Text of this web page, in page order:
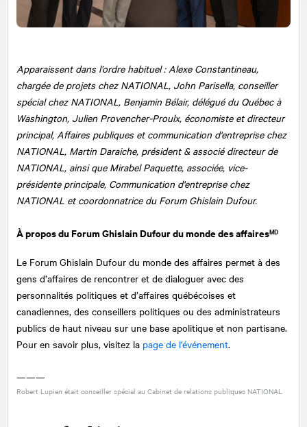
Apparaissent dans l’ordre habituel : Alexe Constantineau,
chargée de projets chez NATIONAL, John Parisella, conseiller
spécial chez NATIONAL, Benjamin Bélair, délégué du Québec à
Washington, Julien Provencher-Proulx, économiste et directeur
principal, Affaires publiques et communication d'entreprise chez
NATIONAL, Martin Daraiche, président & associé directeur de
NATIONAL, ainsi que Mirabel Paquette, associée, vice-
présidente principale, Communication d'entreprise chez
NATIONAL et coordonnatrice du Forum Ghislain Dufour.
À propos du Forum Ghislain Dufour du monde des affairesMD
Le Forum Ghislain Dufour du monde des affaires permet à des
gens d’affaires de rencontrer et de dialoguer avec des
personnalités politiques et d’affaires québécoises et
canadiennes, des conseillers politiques ou des administrateurs
publics de haut niveau sur une base apolitique et non partisane.
Pour en savoir plus, visitez la page de l'événement.
———
Robert Lupien était conseiller spécial au Cabinet de relations publiques NATIONAL